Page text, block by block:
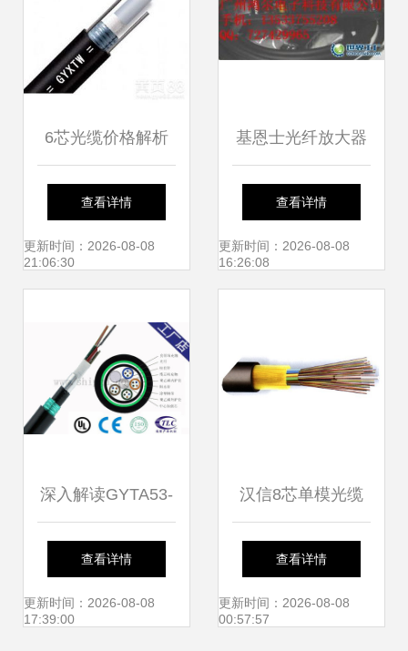
6芯光缆价格解析
广州地区室外单模
光缆供应与选购指
查看详情
更新时间：2026-08-08
21:06:30
基恩士光纤放大器
LV-11SB高性能解
析 光纤级精度加持
查看详情
更新时间：2026-08-08
16:26:08
深入解读GYTA53-
4B1光缆价格趋势
及4芯GYTA53地埋
查看详情
更新时间：2026-08-08
17:39:00
汉信8芯单模光缆
厂家批发与常德地
区同行价格解析
查看详情
更新时间：2026-08-08
00:57:57